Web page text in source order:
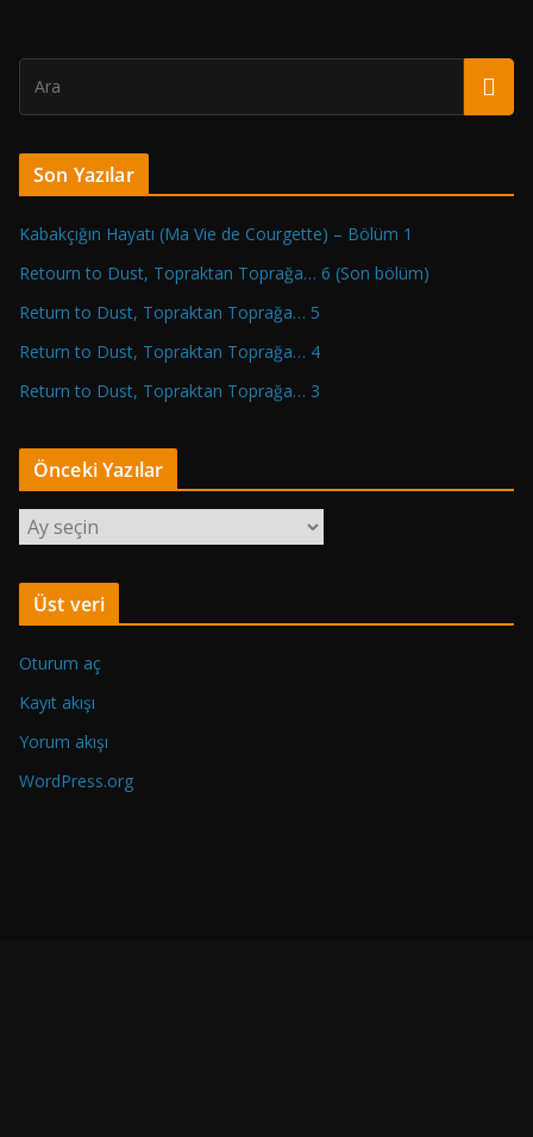
Son Yazılar
Kabakçığın Hayatı (Ma Vie de Courgette) – Bölüm 1
Retourn to Dust, Topraktan Toprağa… 6 (Son bölüm)
Return to Dust, Topraktan Toprağa… 5
Return to Dust, Topraktan Toprağa… 4
Return to Dust, Topraktan Toprağa… 3
Önceki Yazılar
Ö
c
i
Y
a
Üst veri
Oturum aç
Kayıt akışı
Yorum akışı
WordPress.org